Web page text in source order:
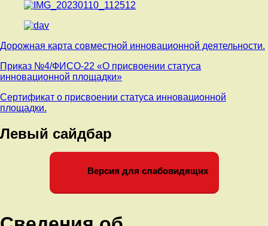
Дорожная карта совместной инновационной деятельности.
Приказ №4/ФИСО-22 «О присвоении статуса
инновационной площадки»
Сертификат о присвоении статуса инновационной
площадки.
Левый сайдбар
Версия для слабовидящих